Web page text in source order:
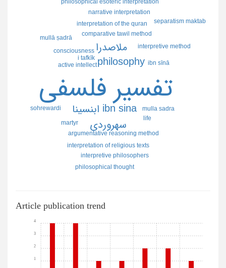
تفسير فلسفي
ibn sina
philosophy
ابنسينا
سهروردي
ملاصدرا
active intellect
argumentative reasoning method
comparative tawil method
consciousness
i tafkīk
ibn sīnā
interpretation of religious texts
interpretation of the quran
interpretive method
interpretive philosophers
life
martyr
mulla sadra
mullā ṣadrā
narrative interpretation
philosophical esoteric interpretation
philosophical thought
separatism maktab
sohrewardi
Article publication trend
1
2
3
4